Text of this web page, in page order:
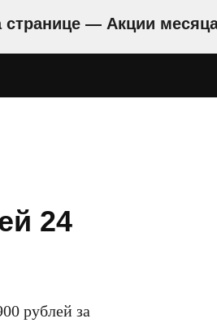
странице — Акции
24
рублей за